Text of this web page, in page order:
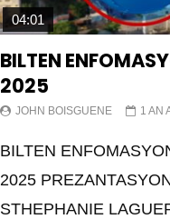
04:01
BILTEN
2025
JOHN BOISGUENE 1 AN
BILTEN
2025
STHEPHANIE